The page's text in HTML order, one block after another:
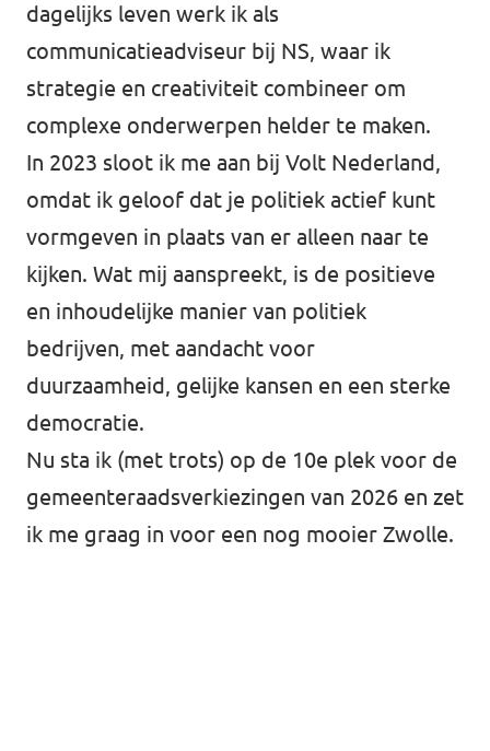
Hengelo
dagelijks leven werk ik als
communicatieadviseur bij NS, waar ik
strategie en creativiteit combineer om
complexe onderwerpen helder te maken.
In 2023 sloot ik me aan bij Volt Nederland,
omdat ik geloof dat je politiek actief kunt
vormgeven in plaats van er alleen naar te
kijken. Wat mij aanspreekt, is de positieve
en inhoudelijke manier van politiek
bedrijven, met aandacht voor
duurzaamheid, gelijke kansen en een sterke
democratie.
Nu sta ik (met trots) op de 10e plek voor de
gemeenteraadsverkiezingen van 2026 en zet
ik me graag in voor een nog mooier Zwolle.